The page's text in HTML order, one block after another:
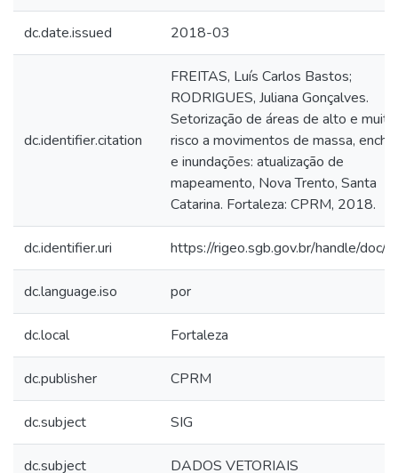
dc.date.issued 2018-03
dc.identifier.citation
FREITAS, Luís Carlos Bastos;
RODRIGUES, Juliana Gonçalves.
Setorização de áreas de alto e
risco a movimentos de massa,
e inundações: atualização de
mapeamento, Nova Trento, Santa
Catarina. Fortaleza: CPRM, 2018.
dc.identifier.uri https://rigeo.sgb.gov.br/handle/doc/
dc.language.iso por
dc.local Fortaleza
dc.publisher CPRM
dc.subject SIG
dc.subject DADOS VETORIAIS